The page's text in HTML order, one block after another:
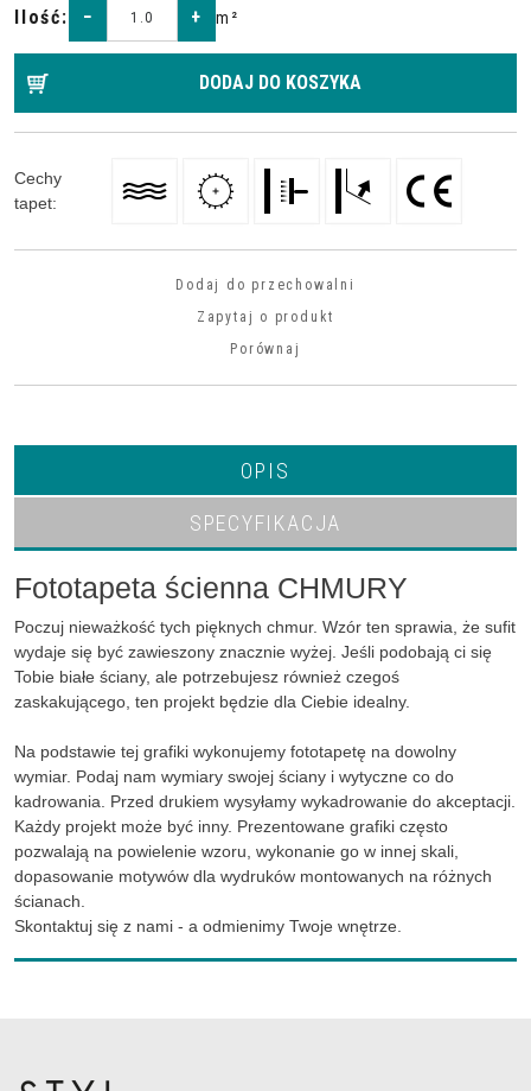
Ilość: − + m²
DODAJ DO KOSZYKA
Cechy
tapet:
Dodaj do przechowalni
Zapytaj o produkt
Porównaj
OPIS
SPECYFIKACJA
Fototapeta ścienna CHMURY
Poczuj nieważkość tych pięknych chmur. Wzór ten sprawia, że sufit
wydaje się być zawieszony znacznie wyżej. Jeśli podobają ci się
Tobie białe ściany, ale potrzebujesz również czegoś
zaskakującego, ten projekt będzie dla Ciebie idealny.
Na podstawie tej grafiki wykonujemy fototapetę na dowolny
wymiar. Podaj nam wymiary swojej ściany i wytyczne co do
kadrowania. Przed drukiem wysyłamy wykadrowanie do akceptacji.
Każdy projekt może być inny. Prezentowane grafiki często
pozwalają na powielenie wzoru, wykonanie go w innej skali,
dopasowanie motywów dla wydruków montowanych na różnych
ścianach.
Skontaktuj się z nami - a odmienimy Twoje wnętrze.